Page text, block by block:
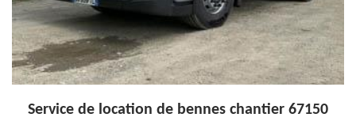
Service de location de bennes chantier 67150